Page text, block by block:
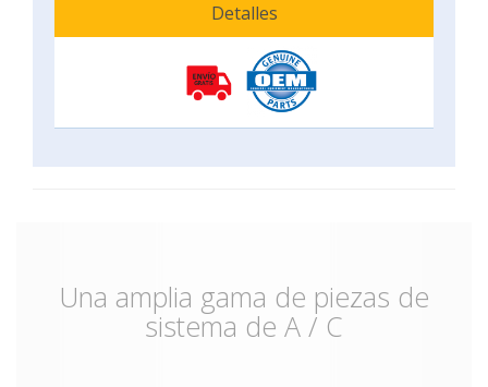
Detalles
Una amplia gama de piezas de
sistema de A / C